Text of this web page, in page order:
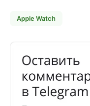
Apple Watch